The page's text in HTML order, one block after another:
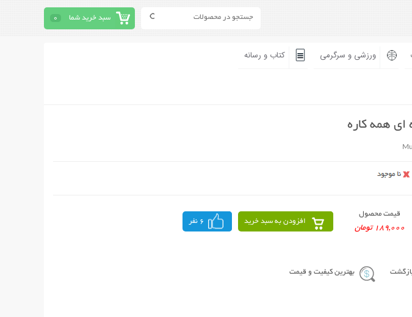
سبد خرید شما 0
ورزشی و سرگرمی کتاب و رسانه
همه کاره
قیمت محصول
189,000 تومان
افزودن به سبد خرید 6 نفر
بهترین کیفیت و قیمت